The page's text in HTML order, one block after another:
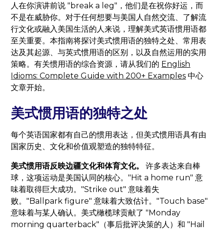
人在你演讲前说 "break a leg"，他们是在祝你好运，而
不是在威胁你。对于任何想要与美国人自然交流、了解流
行文化或融入美国生活的人来说，理解美式英语惯用语都
至关重要。本指南将探讨美式惯用语的独特之处、常用表
达及其起源、与英式惯用语的区别，以及自然运用的实用
策略。有关惯用语的综合资源，请从我们的 English
Idioms: Complete Guide with 200+ Examples 中心
文章开始。
美式惯用语的独特之处
每个英语国家都有自己的惯用表达，但美式惯用语具有由
国家历史、文化和价值观塑造的独特特征。
美式惯用语反映边疆文化和体育文化。
许多表达来自棒
球，这项运动是美国认同的核心。"Hit a home run" 意
味着取得巨大成功。"Strike out" 意味着失
败。"Ballpark figure" 意味着大致估计。"Touch base"
意味着与某人确认。美式橄榄球贡献了 "Monday
morning quarterback"（事后批评决策的人）和 "Hail